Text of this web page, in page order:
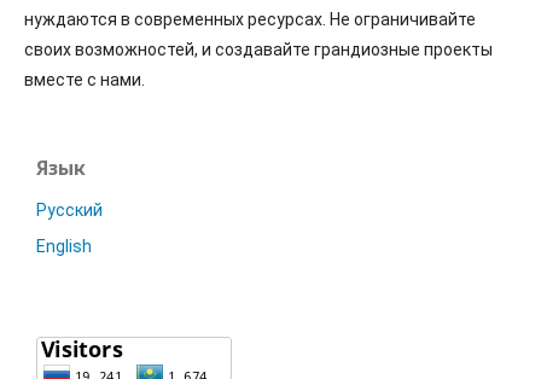
нуждаются в современных ресурсах. Не ограничивайте
своих возможностей, и создавайте грандиозные проекты
вместе с нами.
Язык
Русский
English